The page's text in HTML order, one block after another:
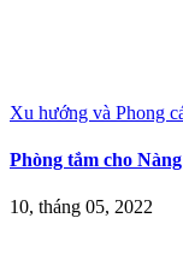
Xu hướng và Phong
Phòng tắm cho
10, tháng 05, 2022